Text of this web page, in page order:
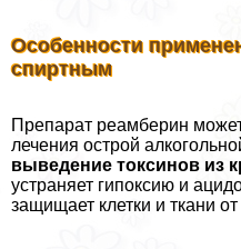
Особенности
спиртным
Препарат реамберин
лечения острой
выведение токсинов из
устраняет гипоксию и
защищает клетки и ткани